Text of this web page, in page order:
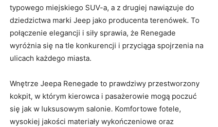
typowego miejskiego SUV-a, a z⁢ drugiej nawiązuje do
dziedzictwa marki Jeep jako producenta terenówek. To
połączenie elegancji i siły sprawia, że Renegade
wyróżnia się na ⁣tle konkurencji i przyciąga spojrzenia na
ulicach każdego miasta.
Wnętrze Jeepa⁤ Renegade‌ to prawdziwy przestworzony
kokpit, w którym kierowca i pasażerowie mogą poczuć
się jak w luksusowym​ salonie. Komfortowe fotele,
wysokiej jakości materiały wykończeniowe oraz⁣